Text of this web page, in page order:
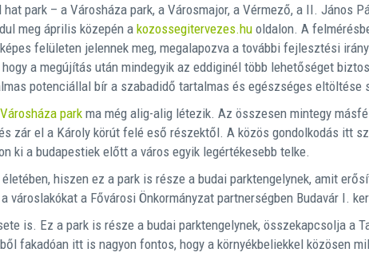
park – a Városháza park, a Városmajor, a Vérmező, a II. János
meg április közepén a kozossegitervezes.hu oldalon. A
felületen jelennek meg, megalapozva a további fejlesztési
a megújítás után mindegyik az eddiginél több lehetőséget
potenciállal bír a szabadidő tartalmas és egészséges eltöltése
Városháza park ma még alig-alig létezik. Az összesen mintegy
zár el a Károly körút felé eső részektől. A közös gondolkodás itt
ki a budapestiek előtt a város egyik legértékesebb telke.
hiszen ez a park is része a budai parktengelynek, amit
városlakókat a Fővárosi Önkormányzat partnerségben Budavár I.
is. Ez a park is része a budai parktengelynek, összekapcsolja a
fakadóan itt is nagyon fontos, hogy a környékbeliekkel közösen